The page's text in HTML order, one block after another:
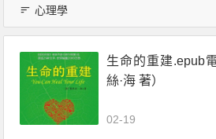
心理學
生命的重建.epub
絲·海 著）
02-19